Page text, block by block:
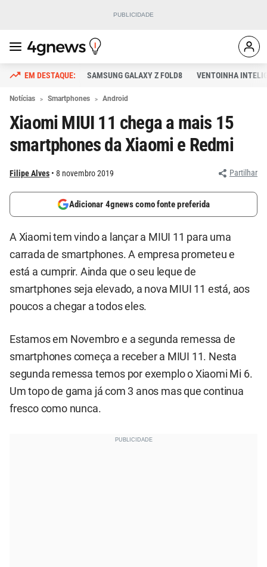
SAMSUNG GALAXY Z FOLD8 VENTOINHA
Notícias Smartphones Android
Xiaomi MIUI 11 chega a mais 15
smartphones da Xiaomi e Redmi
Filipe Alves 8 novembro 2019 Partilhar
Adicionar 4gnews como fonte preferida
A Xiaomi tem vindo a lançar a MIUI 11 para uma
carrada de smartphones. A empresa prometeu e
está a cumprir. Ainda que o seu leque de
smartphones seja elevado, a nova MIUI 11 está, aos
poucos a chegar a todos eles.
Estamos em Novembro e a segunda remessa de
smartphones começa a receber a MIUI 11. Nesta
segunda remessa temos por exemplo o Xiaomi Mi 6.
Um topo de gama já com 3 anos mas que continua
fresco como nunca.